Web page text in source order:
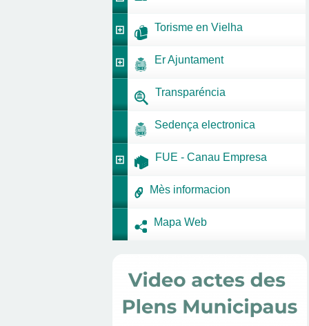
Torisme en Vielha
Er Ajuntament
Transparéncia
Sedença electronica
FUE - Canau Empresa
Mès informacion
Mapa Web